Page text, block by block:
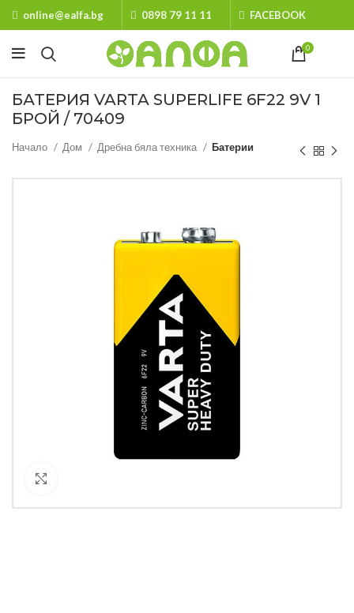
online@ealfa.bg 0898 79 11 11 FACEBOOK
0
БАТЕРИЯ VARTA SUPERLIFE 6F22 9V 1
БРОЙ / 70409
Начало Дом Дребна бяла техника Батерии